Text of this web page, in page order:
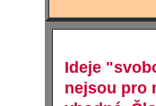
Ideje
nejsou pro